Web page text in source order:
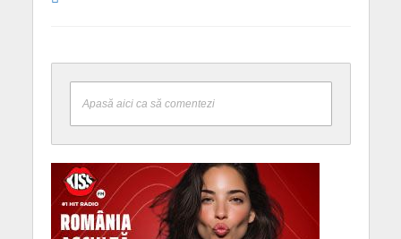
Apasă aici ca să comentezi